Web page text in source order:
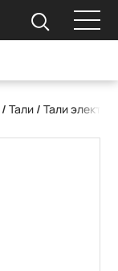
/Тали /Тали